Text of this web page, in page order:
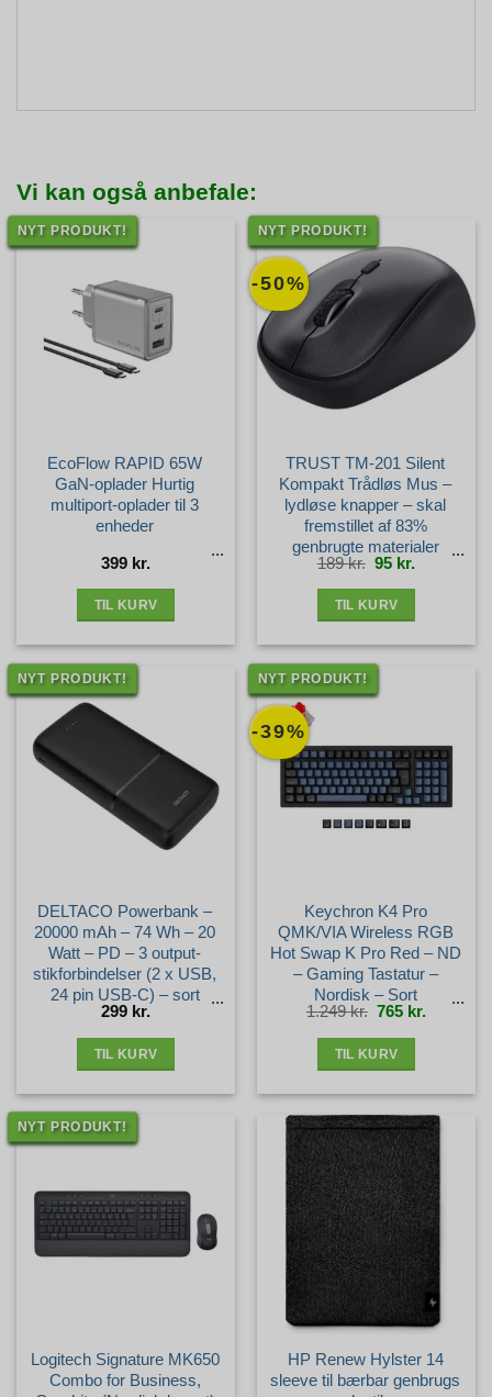
Vi kan også anbefale:
NYT PRODUKT!
EcoFlow RAPID 65W
GaN-oplader Hurtig
multiport-oplader til 3
enheder
399 kr.
TIL KURV
-50%
NYT PRODUKT!
TRUST TM-201 Silent
Kompakt Trådløs Mus –
lydløse knapper – skal
fremstillet af 83%
genbrugte materialer
189kr. Den
oprindelige
pris
95 kr.aktuelle
pris
TIL KURV
NYT PRODUKT!
DELTACO Powerbank –
20000 mAh – 74 Wh – 20
Watt – PD – 3 output-
stikforbindelser (2 x USB,
24 pin USB-C) – sort
299 kr.
TIL KURV
-39%
NYT PRODUKT!
Keychron K4 Pro
QMK/VIA Wireless RGB
Hot Swap K Pro Red – ND
– Gaming Tastatur –
Nordisk – Sort
1.249kr. Den
oprindelige
pris
765 kr. Den
aktuelle
pris
TIL KURV
NYT PRODUKT!
Logitech Signature MK650
Combo for Business,
HP Renew Hylster 14
sleeve til bærbar genbrugs